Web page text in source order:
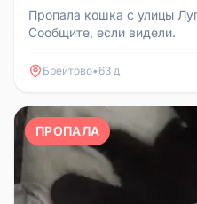
Пропала кошка с улицы
Сообщите, если видели.
Брейтово•63 д
ПРОПАЛА